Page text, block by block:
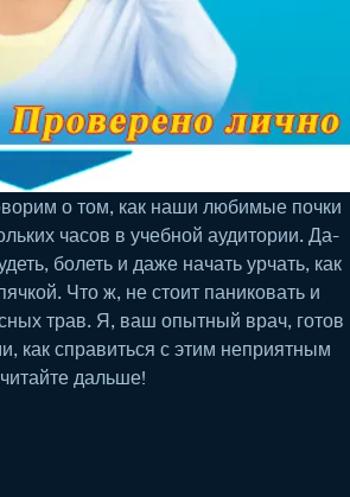
о том, как наши любимые почки
часов в учебной аудитории. Да-
болеть и даже начать урчать, как
Что ж, не стоит паниковать и
трав. Я, ваш опытный врач, готов
как справиться с этим неприятным
дальше!